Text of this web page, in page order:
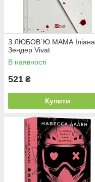
З ЛЮБОВ`Ю МАМА Іліана
Зендер Vivat
В наявності
521 ₴
Купити